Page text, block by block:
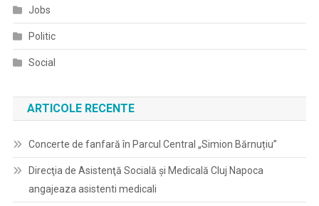
Jobs
Politic
Social
ARTICOLE RECENTE
Concerte de fanfară în Parcul Central „Simion Bărnuțiu”
Direcţia de Asistenţă Socială şi Medicală Cluj Napoca
angajeaza asistenti medicali